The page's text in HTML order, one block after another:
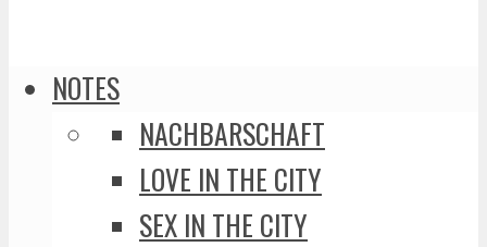
NOTES
NACHBARSCHAFT
LOVE IN THE CITY
SEX IN THE CITY